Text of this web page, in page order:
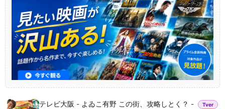
テレビ大阪 - よゐこ有野 この街、攻略しとく？ -
Tver